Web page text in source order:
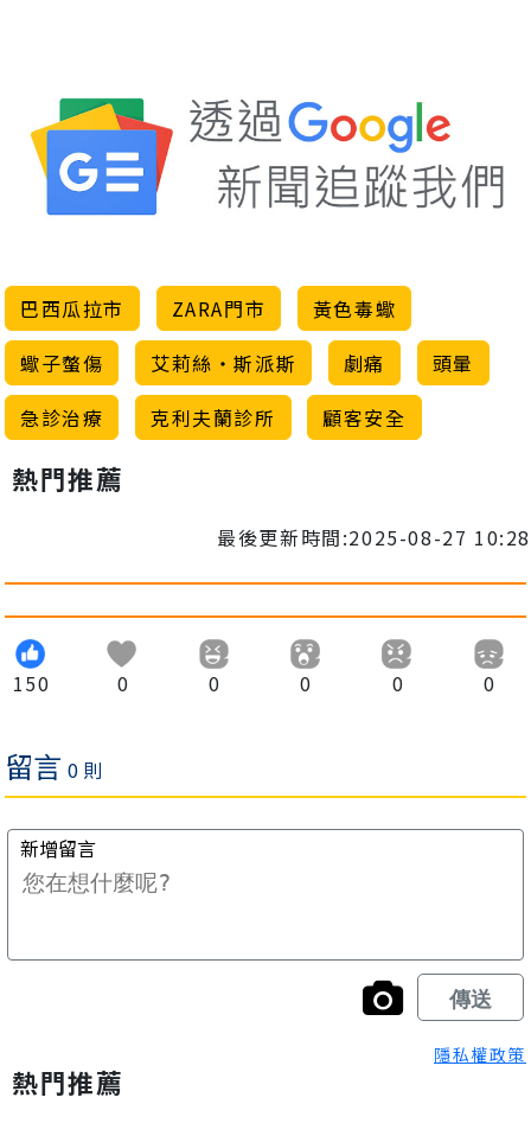
巴西瓜拉市 ZARA門市
黃色毒蠍
蠍子螫傷
艾莉絲‧斯派斯 劇痛
頭暈
急診治療
克利夫蘭診所 顧客安全
熱門推薦
最後更新時間:2025-08-27 10:28
150 0 0 0 0 0
隱私權政策
熱門推薦